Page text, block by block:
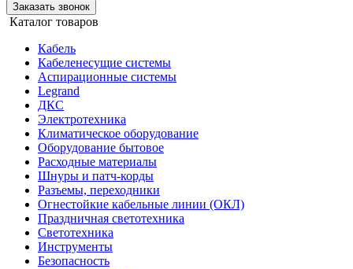
Заказать звонок
Каталог товаров
Кабель
Кабеленесущие системы
Аспирационные системы
Legrand
ДКС
Электротехника
Климатическое оборудование
Оборудование бытовое
Расходные материалы
Шнуры и патч-корды
Разъемы, переходники
Огнестойкие кабельные линии (ОКЛ)
Праздничная светотехника
Светотехника
Инструменты
Безопасность